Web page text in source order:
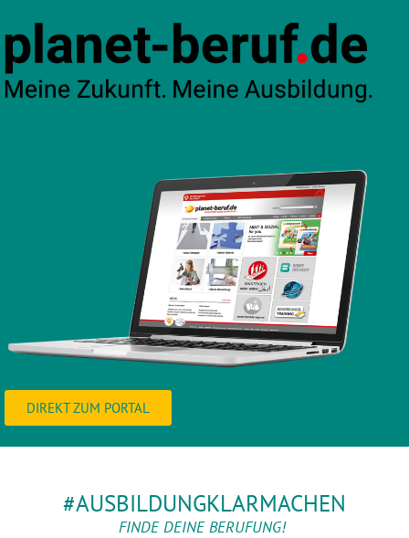
DIREKT ZUM PORTAL
#AUSBILDUNGKLARMACHEN
FINDE DEINE BERUFUNG!